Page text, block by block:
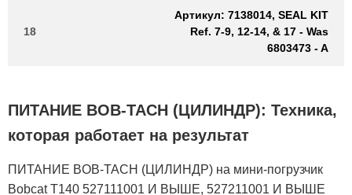
18
Артикул: 7138014, SEAL KIT
Ref. 7-9, 12-14, & 17 - Was
6803473 - A
ПИТАНИЕ BOB-TACH (ЦИЛИНДР): Техника,
которая работает на результат
ПИТАНИЕ BOB-TACH (ЦИЛИНДР) на мини-погрузчик
Bobcat T140 527111001 И ВЫШЕ, 527211001 И ВЫШЕ